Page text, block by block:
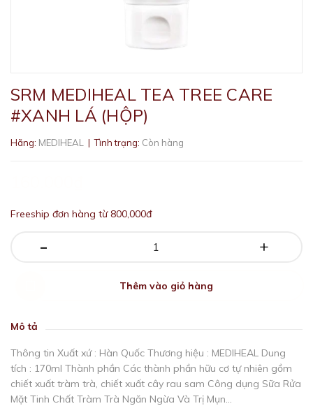
SRM MEDIHEAL TEA TREE CARE
#XANH LÁ (HỘP)
Hãng: MEDIHEAL | Tình trạng: Còn hàng
Freeship đơn hàng từ 800,000đ
- +
Thêm vào giỏ hàng
Mô tả
Thông tin Xuất xứ : Hàn Quốc Thương hiệu : MEDIHEAL Dung
tích : 170ml Thành phần Các thành phần hữu cơ tự nhiên gồm
chiết xuất tràm trà, chiết xuất cây rau sam Công dụng Sữa Rửa
Mặt Tinh Chất Tràm Trà Ngăn Ngừa Và Trị Mụn...